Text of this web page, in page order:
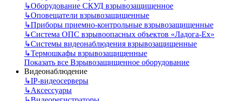
↳Оборудование СКУД взрывозащищенное
↳Оповещатели взрывозащищенные
↳Приборы приемно-контрольные взрывозащищенные
↳Система ОПС взрывоопасных объектов «Ладога-Ex»
↳Системы видеонаблюдения взрывозащищенные
↳Термошкафы взрывозащищенные
Показать все Взрывозащищенное оборудование
Видеонаблюдение
↳IP-видеосерверы
↳Аксессуары